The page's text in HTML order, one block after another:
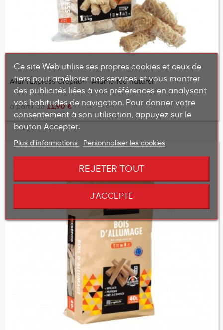
(1 avis)
Allum'Express Crépito® - Allume-feu naturel
à partir de 11,90 €
Ce site Web utilise ses propres cookies et ceux de
tiers pour améliorer nos services et vous montrer
des publicités liées à vos préférences en analysant
vos habitudes de navigation. Pour donner votre
consentement à son utilisation, appuyez sur le
bouton Accepter.
Plus d'informations Personnaliser les cookies
REJETER TOUT
J'ACCEPTE